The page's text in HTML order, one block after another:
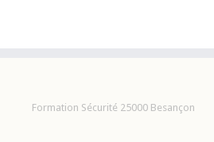
Formation Sécurité 25000 Besançon